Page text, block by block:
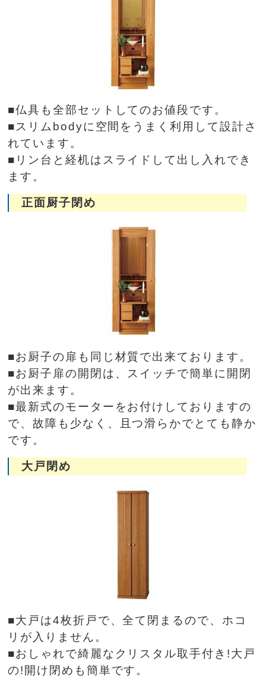
■仏具も全部セットしてのお値段です。
■スリムbodyに空間をうまく利用して設計さ
れています。
■リン台と経机はスライドして出し入れでき
ます。
正面厨子閉め
■お厨子の扉も同じ材質で出来ております。
■お厨子扉の開閉は、スイッチで簡単に開閉
が出来ます。
■最新式のモーターをお付けしておりますの
で、故障も少なく、且つ滑らかでとても静か
です。
大戸閉め
■大戸は4枚折戸で、全て閉まるので、ホコ
リが入りません。
■おしゃれで綺麗なクリスタル取手付き!大戸
の!開け閉めも簡単です。